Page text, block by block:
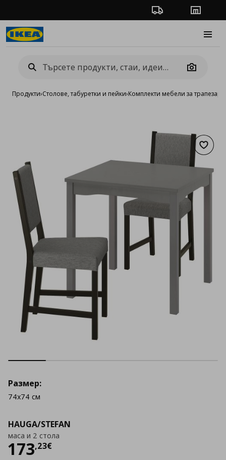
Проследяване на
Camera
Продукти›Столове, табуретки и пейки›Комплекти мебели за
HAUGA/STEFAN
маса и 2 стола
173,23€
Цена
Размер:
74x74 см